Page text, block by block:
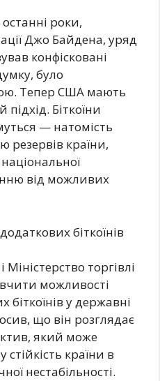
роки,
Джо Байдена, уряд
конфісковані
було
Тепер США мають
Біткоїни
— натомість
резервів країни,
від можливих
біткоїнів
Міністерство торгівлі
можливості
у державні
що він розглядає
який може
країни в
нестабільності.